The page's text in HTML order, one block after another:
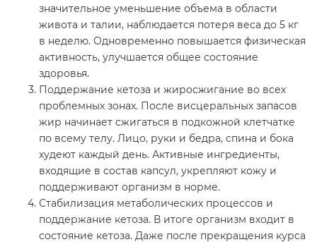
значительное уменьшение объема в области
живота и талии, наблюдается потеря веса до 5 кг
в неделю. Одновременно повышается физическая
активность, улучшается общее состояние
здоровья.
Поддержание кетоза и жиросжигание во всех
проблемных зонах. После висцеральных запасов
жир начинает сжигаться в подкожной клетчатке
по всему телу. Лицо, руки и бедра, спина и бока
худеют каждый день. Активные ингредиенты,
входящие в состав капсул, укрепляют кожу и
поддерживают организм в норме.
Стабилизация метаболических процессов и
поддержание кетоза. В итоге организм входит в
состояние кетоза. Даже после прекращения курса